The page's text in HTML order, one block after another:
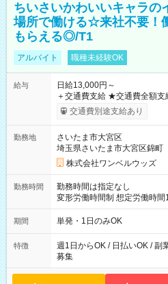
ちいさいかわいいキャラの
場所で働ける☆来社不要！
もらえる◎/T1
アルバイト 職種未経験OK
給与
日給13,000円～
＋交通費支給 ★交通費全額支給！ ┗案件により規定あり ★日払
いOK！（規定あり） ┗働い
ンビニATMから 日払い分を引き落とせ
交通費別途支給あり
勤務地
さいたま市大宮区
埼玉県さいたま市大宮区錦町
株式会社ワンベルウッズ
勤務時間
勤務時間は指定なし
変形労働時間制 想定労働時間160時間/月 【シ
～21：00
期間 単発・1日のみOK
特徴
週1日からOK / 日払いOK / 副
募集